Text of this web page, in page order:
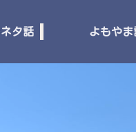
タ話 よもやま